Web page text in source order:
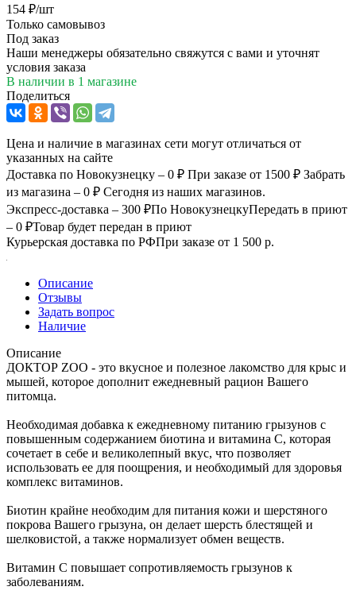
154 ₽/шт
Только самовывоз
Под заказ
Наши менеджеры обязательно свяжутся с вами и уточнят
условия заказа
В наличии в 1 магазине
Поделиться
Цена и наличие в магазинах сети могут отличаться от
указанных на сайте
Доставка по Новокузнецку – 0 ₽ При заказе от 1500 ₽ Забрать
из магазина – 0 ₽ Сегодня из наших магазинов.
Экспресс-доставка – 300 ₽По НовокузнецкуПередать в приют
– 0 ₽Товар будет передан в приют
Курьерская доставка по РФПри заказе от 1 500 р.
Описание
Отзывы
Задать вопрос
Наличие
Описание
ДОКТОР ZOO - это вкусное и полезное лакомство для крыс и
мышей, которое дополнит ежедневный рацион Вашего
питомца.
Необходимая добавка к ежедневному питанию грызунов с
повышенным содержанием биотина и витамина С, которая
сочетает в себе и великолепный вкус, что позволяет
использовать ее для поощрения, и необходимый для здоровья
комплекс витаминов.
Биотин крайне необходим для питания кожи и шерстяного
покрова Вашего грызуна, он делает шерсть блестящей и
шелковистой, а также нормализует обмен веществ.
Витамин С повышает сопротивляемость грызунов к
заболеваниям.